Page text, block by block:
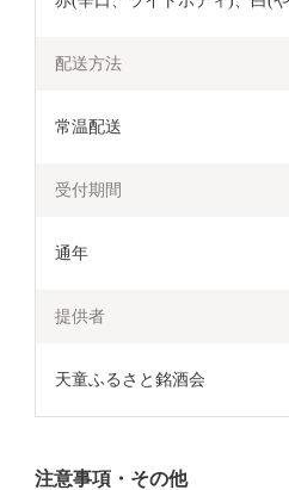
配送方法
常温配送
受付期間
通年
提供者
天童ふるさと銘酒会
注意事項・その他